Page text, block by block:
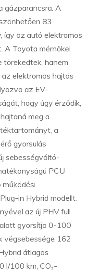
gázparancsra. A
83
így az autó elektromos
A Toyota mérnökei
törekedtek, hanem
elektromos hajtás
az EV-
hogy úgy érződik,
meg a
a
gyorsulás
sebességváltó-
PCU
in Hybrid modellt.
az új PHV full
gyorsítja 0-100
végsebessége 162
átlagos
l/100 km, CO₂-